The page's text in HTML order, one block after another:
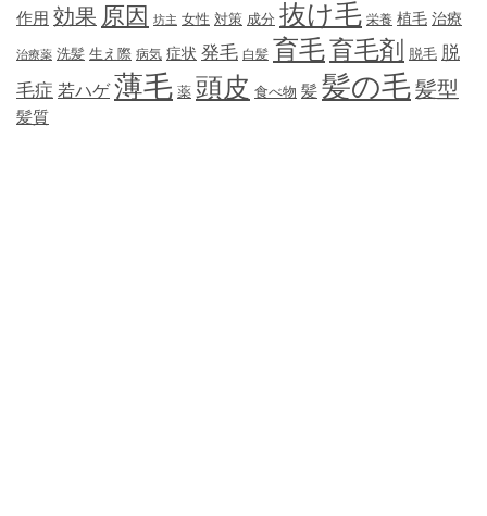
作用 効果 原因 坊主 女性 対策 成分 抜け毛 栄養 植毛 治療
治療薬 洗髪 生え際 病気 症状 発毛 白髪 育毛育毛剤 脱毛 脱
毛症 若ハゲ 薄毛 薬 頭皮 食べ物 髪 髪の毛髪型
髪質